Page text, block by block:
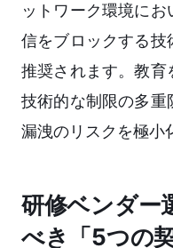
ットワーク環境に
信をブロックする技
推奨されます。教育
技術的な制限の多重
漏洩のリスクを極小
研修ベンダー
べき「5つの